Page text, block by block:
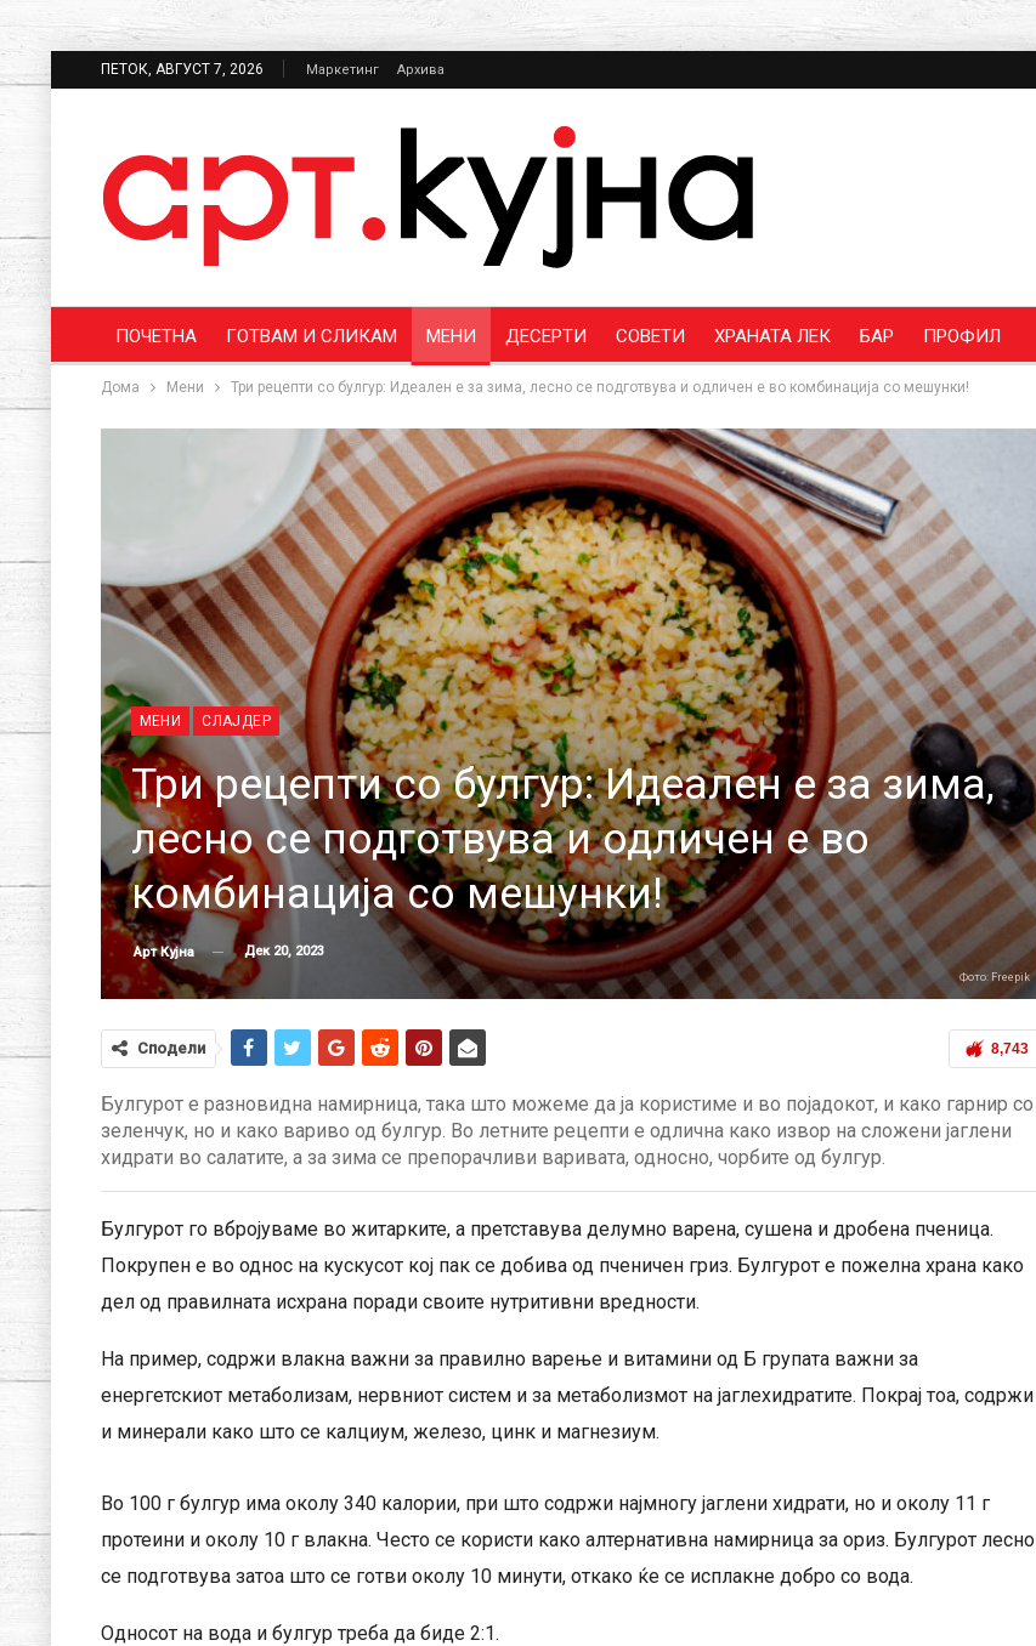
ПЕТОК, АВГУСТ 7, 2026 Маркетинг Архива
ПОЧЕТНА ГОТВАМ И СЛИКАМ МЕНИ ДЕСЕРТИ СОВЕТИ ХРАНАТА ЛЕК БАР ПРОФИЛ
Дома Мени Три рецепти со булгур: Идеален е за зима, лесно се подготвува и одличен е во комбинација со мешунки!
МЕНИ СЛАЈДЕР
Три рецепти со булгур: Идеален е за зима,
лесно се подготвува и одличен е во
комбинација со мешунки!
Арт Кујна Дек 20, 2023
Фото: Freepik
8,743
Сподели
Булгурот е разновидна намирница, така што можеме да ја користиме и во појадокот, и како гарнир со
зеленчук, но и како вариво од булгур. Во летните рецепти е одлична како извор на сложени јаглени
хидрати во салатите, а за зима се препорачливи варивата, односно, чорбите од булгур.
Булгурот го вбројуваме во житарките, а претставува делумно варена, сушена и дробена пченица.
Покрупен е во однос на кускусот кој пак се добива од пченичен гриз. Булгурот е пожелна храна како
дел од правилната исхрана поради своите нутритивни вредности.
На пример, содржи влакна важни за правилно варење и витамини од Б групата важни за
енергетскиот метаболизам, нервниот систем и за метаболизмот на јаглехидратите. Покрај тоа, содржи
и минерали како што се калциум, железо, цинк и магнезиум.
Во 100 г булгур има околу 340 калории, при што содржи најмногу јаглени хидрати, но и околу 11 г
протеини и околу 10 г влакна. Често се користи како алтернативна намирница за ориз. Булгурот лесно
се подготвува затоа што се готви околу 10 минути, откако ќе се исплакне добро со вода.
Односот на вода и булгур треба да биде 2:1.